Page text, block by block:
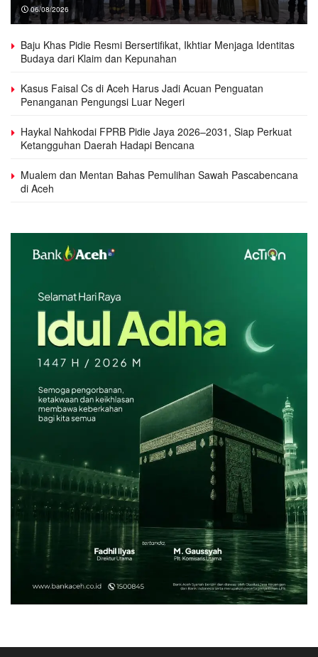
06/08/2026
Baju Khas Pidie Resmi Bersertifikat, Ikhtiar Menjaga Identitas
Budaya dari Klaim dan Kepunahan
Kasus Faisal Cs di Aceh Harus Jadi Acuan Penguatan
Penanganan Pengungsi Luar Negeri
Haykal Nahkodai FPRB Pidie Jaya 2026–2031, Siap Perkuat
Ketangguhan Daerah Hadapi Bencana
Mualem dan Mentan Bahas Pemulihan Sawah Pascabencana
di Aceh